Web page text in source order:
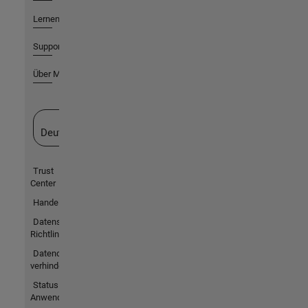
Lernen
Support
Über MathWorks
Deutschland
Trust
Center
Handelsmarken
Datenschutz-
Richtlinien
Datendiebstahl
verhindern
Status von
Anwendungen